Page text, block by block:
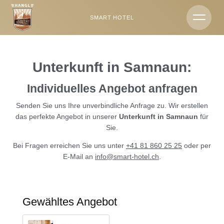
SMART HOTEL
Smart Hotel
Zimmer & Angebote
Angebote
Anfragen
DE
EN
Unterkunft in Samnaun:
Individuelles Angebot anfragen
Senden Sie uns Ihre unverbindliche Anfrage zu. Wir erstellen
das perfekte Angebot in unserer Unterkunft in Samnaun für
Sie.
Bei Fragen erreichen Sie uns unter +41 81 860 25 25 oder per
E-Mail an info@smart-hotel. ch
Gewähltes Angebot